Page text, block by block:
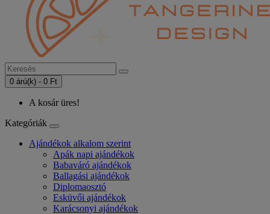
0 árú(k) - 0 Ft
A kosár üres!
Kategóriák
Ajándékok alkalom szerint
Apák napi ajándékok
Babaváró ajándékok
Ballagási ajándékok
Diplomaosztó
Esküvői ajándékok
Karácsonyi ajándékok